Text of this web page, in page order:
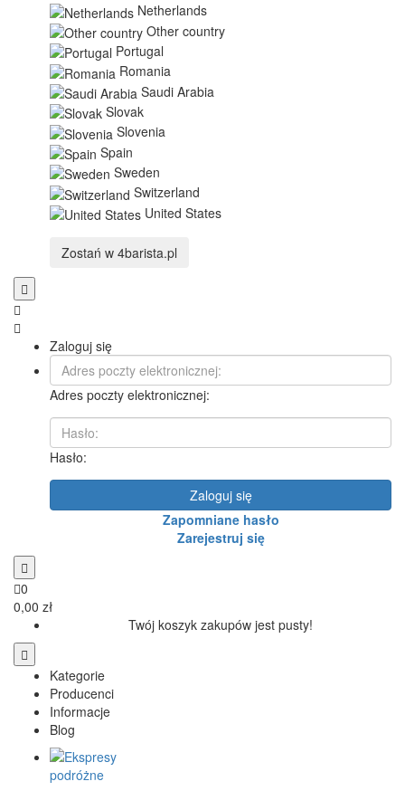
Netherlands
Other country
Portugal
Romania
Saudi Arabia
Slovak
Slovenia
Spain
Sweden
Switzerland
United States
Zostań w 4barista.pl
Zaloguj się
Adres poczty elektronicznej:
Hasło:
Zaloguj się
Zapomniane hasło
Zarejestruj się
0
0,00 zł
Twój koszyk zakupów jest pusty!
Kategorie
Producenci
Informacje
Blog